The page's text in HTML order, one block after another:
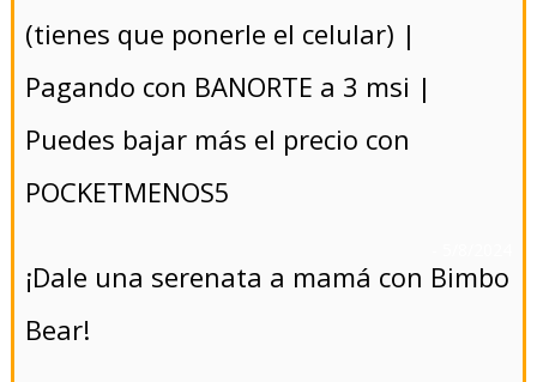
(tienes que ponerle el celular) |
Pagando con BANORTE a 3 msi |
Puedes bajar más el precio con
POCKETMENOS5
¡Dale una serenata a mamá con Bimbo
Bear!